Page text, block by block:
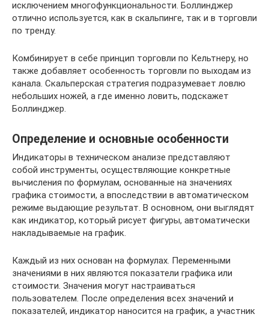
исключением многофункциональности. Боллинджер
отлично используется, как в скальпинге, так и в торговли
по тренду.
Комбинирует в себе принцип торговли по Кельтнеру, но
также добавляет особенность торговли по выходам из
канала. Скальперская стратегия подразумевает ловлю
небольших ножей, а где именно ловить, подскажет
Боллинджер.
Определение и основные особенности
Индикаторы в техническом анализе представляют
собой инструменты, осуществляющие конкретные
вычисления по формулам, основанные на значениях
графика стоимости, а впоследствии в автоматическом
режиме выдающие результат. В основном, они выглядят
как индикатор, который рисует фигуры, автоматически
накладываемые на график.
Каждый из них основан на формулах. Переменными
значениями в них являются показатели графика или
стоимости. Значения могут настраиваться
пользователем. После определения всех значений и
показателей, индикатор наносится на график, а участник